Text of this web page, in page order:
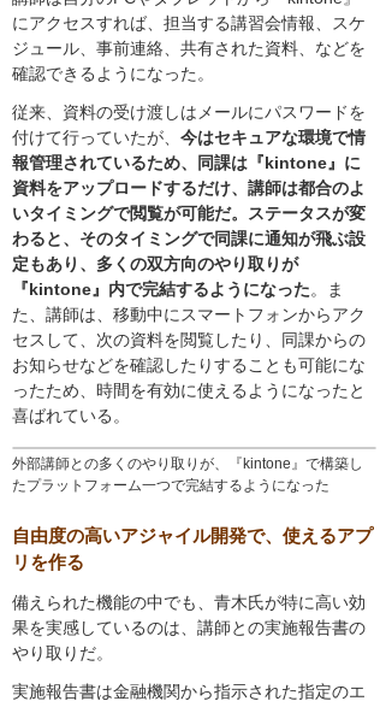
外部講師との多くのやり取りが、『kintone』で構築し
たプラットフォーム一つで完結するようになった
にアクセスすれば、担当する講習会情報、スケ
ジュール、事前連絡、共有された資料、などを
確認できるようになった。
従来、資料の受け渡しはメールにパスワードを
付けて行っていたが、 今はセキュアな環境で情
報管理されているため、同課は『kintone』に
資料をアップロードするだけ、講師は都合のよ
いタイミングで閲覧が可能だ。ステータスが変
わると、そのタイミングで同課に通知が飛ぶ設
定もあり、多くの双方向のやり取りが
『kintone』内で完結するようになった。ま
た、講師は、移動中にスマートフォンからアク
セスして、次の資料を閲覧したり、同課からの
お知らせなどを確認したりすることも可能にな
ったため、時間を有効に使えるようになったと
喜ばれている。
自由度の高いアジャイル開発で、使えるアプ
リを作る
備えられた機能の中でも、青木氏が特に高い効
果を実感しているのは、講師との実施報告書の
やり取りだ。
実施報告書は金融機関から指示された指定のエ